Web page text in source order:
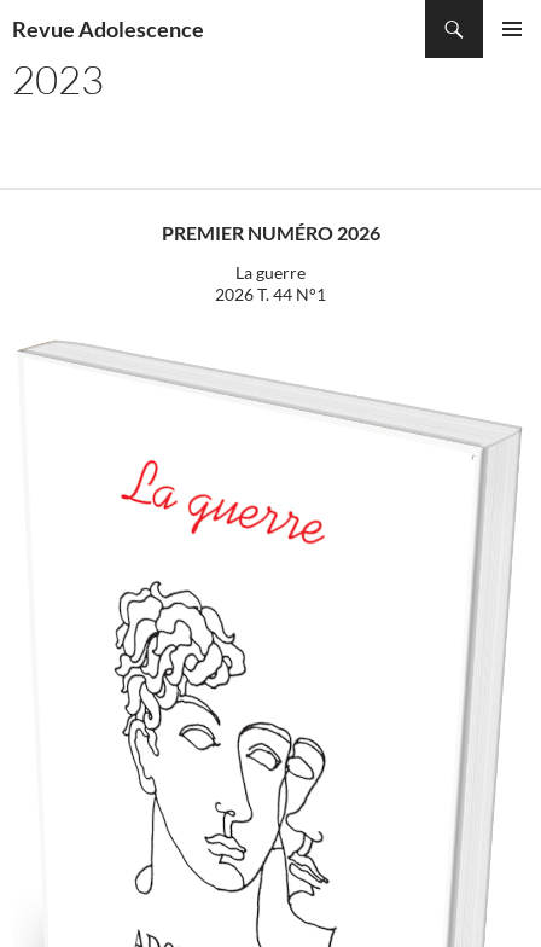
Revue Adolescence
AU
CONTENU
2023
PREMIER NUMÉRO 2026
La guerre
2026 T. 44 N°1